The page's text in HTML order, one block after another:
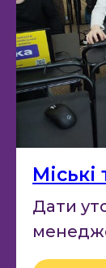
Міські
Дати